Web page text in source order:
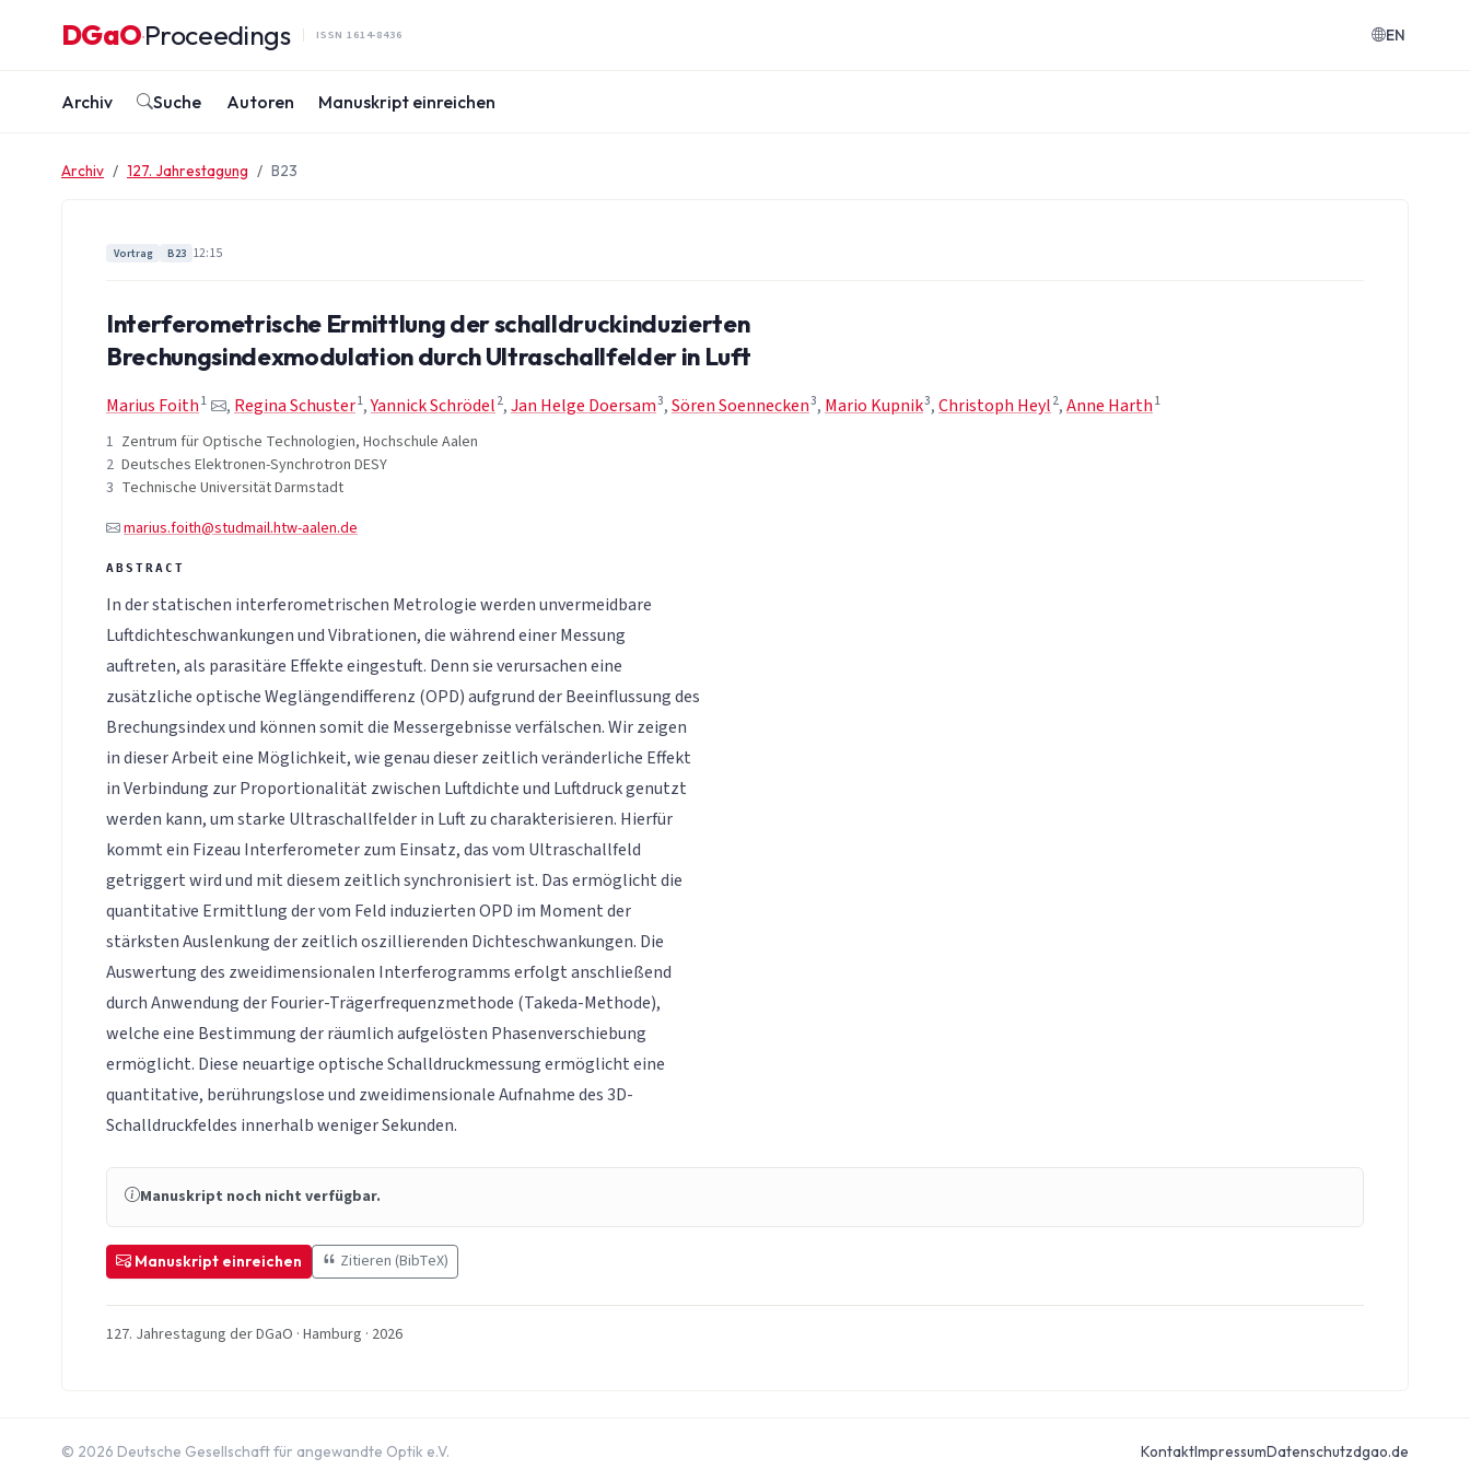
DGaO·Proceedings ISSN 1614-8436 EN
Archiv Suche Autoren Manuskript einreichen
Archiv 127. Jahrestagung B23
Vortrag B23 12:15
Interferometrische Ermittlung der schalldruckinduzierten
Brechungsindexmodulation durch Ultraschallfelder in Luft
Marius Foith 1 , Regina Schuster1,Yannick Schrödel 2,Jan Helge Doersam3,Sören Soennecken3, Mario Kupnik3,Christoph Heyl 2,Anne Harth 1
1 Zentrum für Optische Technologien, Hochschule Aalen
2 Deutsches Elektronen-Synchrotron DESY
3 Technische Universität Darmstadt
marius.foith@studmail.htw-aalen.de
In der statischen interferometrischen Metrologie werden unvermeidbare
Luftdichteschwankungen und Vibrationen, die während einer Messung
auftreten, als parasitäre Effekte eingestuft. Denn sie verursachen eine
zusätzliche optische Weglängendifferenz (OPD) aufgrund der Beeinflussung des
Brechungsindex und können somit die Messergebnisse verfälschen. Wir zeigen
in dieser Arbeit eine Möglichkeit, wie genau dieser zeitlich veränderliche Effekt
in Verbindung zur Proportionalität zwischen Luftdichte und Luftdruck genutzt
werden kann, um starke Ultraschallfelder in Luft zu charakterisieren. Hierfür
kommt ein Fizeau Interferometer zum Einsatz, das vom Ultraschallfeld
getriggert wird und mit diesem zeitlich synchronisiert ist. Das ermöglicht die
quantitative Ermittlung der vom Feld induzierten OPD im Moment der
stärksten Auslenkung der zeitlich oszillierenden Dichteschwankungen. Die
Auswertung des zweidimensionalen Interferogramms erfolgt anschließend
durch Anwendung der Fourier-Trägerfrequenzmethode (Takeda-Methode),
welche eine Bestimmung der räumlich aufgelösten Phasenverschiebung
ermöglicht. Diese neuartige optische Schalldruckmessung ermöglicht eine
quantitative, berührungslose und zweidimensionale Aufnahme des 3D-
Schalldruckfeldes innerhalb weniger Sekunden.
Manuskript noch nicht verfügbar.
Manuskript einreichen Zitieren (BibTeX)
127. Jahrestagung der DGaO · Hamburg · 2026
© 2026 Deutsche Gesellschaft für angewandte Optik e.V. KontaktImpressumDatenschutzdgao.de